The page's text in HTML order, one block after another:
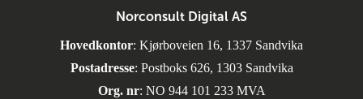
Norconsult Digital AS
Hovedkontor: Kjørboveien 16, 1337 Sandvika
Postadresse: Postboks 626, 1303 Sandvika
Org. nr: NO 944 101 233 MVA